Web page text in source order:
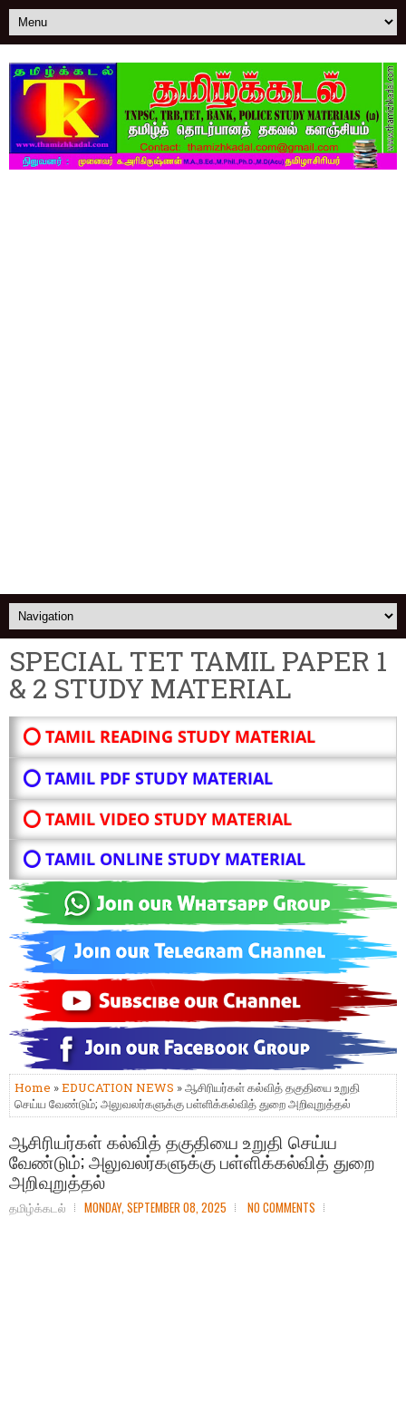
SPECIAL TET TAMIL PAPER 1
& 2 STUDY MATERIAL
⭕ TAMIL READING STUDY MATERIAL
⭕ TAMIL PDF STUDY MATERIAL
⭕ TAMIL VIDEO STUDY MATERIAL
⭕ TAMIL ONLINE STUDY MATERIAL
Home »EDUCATION NEWS » ஆசிரியர்கள் கல்வித் தகுதியை உறுதி
செய்ய வேண்டும்; அலுவலர்களுக்கு பள்ளிக்கல்வித் துறை அறிவுறுத்தல்
ஆசிரியர்கள் கல்வித் தகுதியை உறுதி செய்ய
வேண்டும்; அலுவலர்களுக்கு பள்ளிக்கல்வித் துறை
அறிவுறுத்தல்
தமிழ்க்கடல் MONDAY, SEPTEMBER 08, 2025 NO COMMENTS